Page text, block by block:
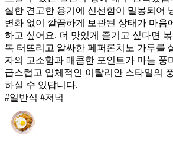
실한 견고한 용기에 신선함이 밀봉되어
변화 없이 깔끔하게 보관된 상태가 마음
하고 싶어요. 더 맛있게 즐기고 싶다면
톡 터뜨리고 알싸한 페퍼론치노 가루를
자의 고소함과 매콤한 포인트가 마늘 풍
급스럽고 입체적인 이탈리안 스타일의
하실 수 있답니다.
#일반식 #저녁